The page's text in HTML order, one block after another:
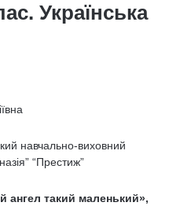
Українська
навчально-виховний
“Престиж”
ангел такий маленький»,